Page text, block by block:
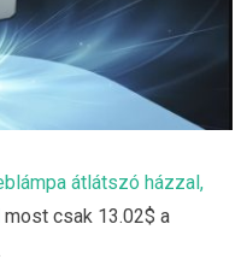
átlátszó házzal,
most csak 13.02$ a